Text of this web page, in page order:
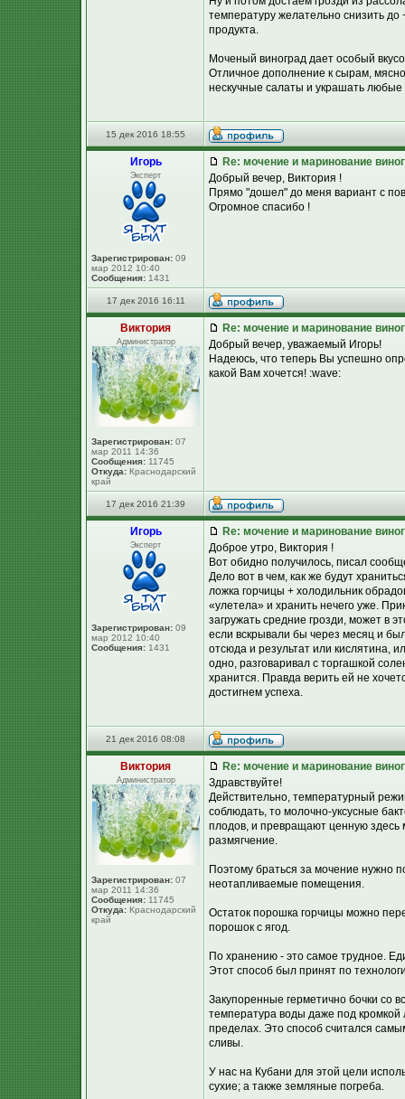
температуру желательно снизить
продукта.
Моченый виноград дает особый
Отличное дополнение к сырам,
нескучные салаты и украшать
15 дек 2016 18:55
Игорь
Эксперт
Зарегистрирован: 09
мар 2012 10:40
Сообщения: 1431
Re: мочение и маринование
Добрый вечер, Виктория !
Прямо "дошел" до меня вариант с
Огромное спасибо !
17 дек 2016 16:11
Виктория
Администратор
Зарегистрирован: 07
мар 2011 14:36
Сообщения: 11745
Откуда: Краснодарский
край
Re: мочение и маринование
Добрый вечер, уважаемый Игорь!
Надеюсь, что теперь Вы успешно
какой Вам хочется! :wave:
17 дек 2016 21:39
Игорь
Эксперт
Зарегистрирован: 09
мар 2012 10:40
Сообщения: 1431
Re: мочение и маринование
Доброе утро, Виктория !
Вот обидно получилось, писал
Дело вот в чем, как же будут
ложка горчицы + холодильник
«улетела» и хранить нечего уже.
загружать средние грозди, может в
если вскрывали бы через месяц и
отсюда и результат или кислятина,
одно, разговаривал с торгашкой
хранится. Правда верить ей не
достигнем успеха.
21 дек 2016 08:08
Виктория
Администратор
Зарегистрирован: 07
мар 2011 14:36
Сообщения: 11745
Откуда: Краснодарский
край
Re: мочение и маринование
Здравствуйте!
Действительно, температурный
соблюдать, то молочно-уксусные
плодов, и превращают ценную здесь
размягчение.
Поэтому браться за мочение нужно
неотапливаемые помещения.
Остаток порошка горчицы можно
порошок с ягод.
По хранению - это самое трудное.
Этот способ был принят по
Закупоренные герметично бочки со
температура воды даже под
пределах. Это способ считался
сливы.
У нас на Кубани для этой цели
сухие; а также земляные погреба.